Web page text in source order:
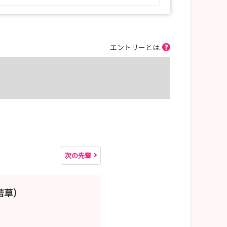
エントリーとは
次の先輩
）